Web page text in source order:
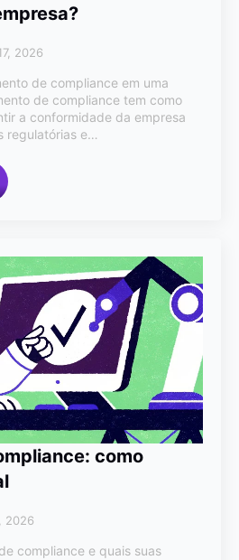
2026
de compliance em uma
de compliance tem como
a conformidade da empresa
regulatórias e…
como
2026
compliance e quais suas